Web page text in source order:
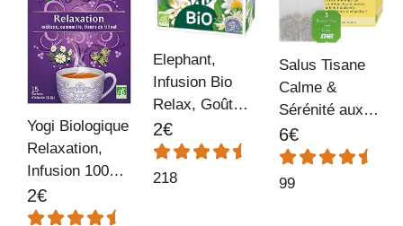
Yogi Biologique
Relaxation,
Infusion 100%
Bio Mélisse,
Camomille et
2€
Elephant,
Infusion Bio
Relax, Goût
Camomille,
Tilleuil et Fleur
d'Oranger,
2€
218
Salus Tisane
Calme &
Sérénité aux
Fleurs de Bach
AB - À Base de
Mélisse, de
6€
99